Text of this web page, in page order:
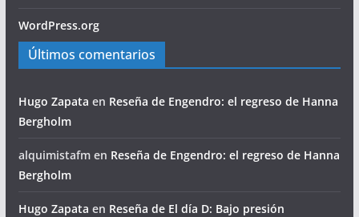
WordPress.org
Últimos comentarios
Hugo Zapata en Reseña de Engendro: el regreso de Hanna
Bergholm
alquimistafmen Reseña de Engendro: el regreso de Hanna
Bergholm
Hugo Zapata en Reseña de El día D: Bajo presión